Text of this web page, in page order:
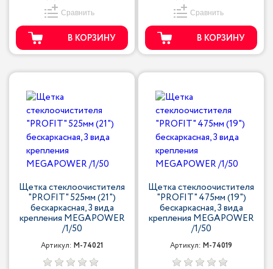
Сравнить
В КОРЗИНУ
Сравнить
В КОРЗИНУ
Щетка стеклоочистителя
"PROFIT" 525мм (21")
бескаркасная, 3 вида
крепления MEGAPOWER
/1/50
Артикул: M-74021
Щетка стеклоочистителя
"PROFIT" 475мм (19")
бескаркасная, 3 вида
крепления MEGAPOWER
/1/50
Артикул: M-74019